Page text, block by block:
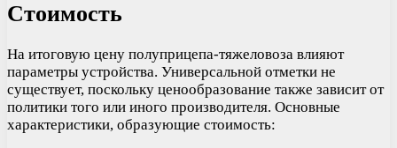
Стоимость
На итоговую цену полуприцепа-тяжеловоза влияют
параметры устройства. Универсальной отметки не
существует, поскольку ценообразование также зависит от
политики того или иного производителя. Основные
характеристики, образующие стоимость: